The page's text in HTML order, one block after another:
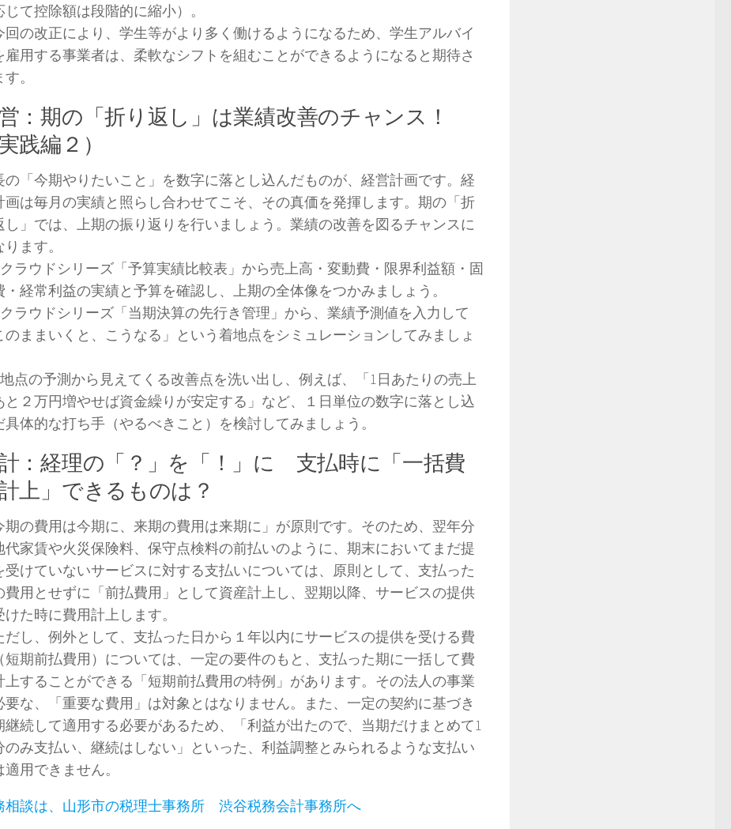
じて控除額は段階的に縮小）。
の改正により、学生等がより多く働けるようになるため、学生アルバイ
雇用する事業者は、柔軟なシフトを組むことができるようになると期待さ
。
：期の「折り返し」は業績改善のチャンス！
実践編２）
の「今期やりたいこと」を数字に落とし込んだものが、経営計画です。経
画は毎月の実績と照らし合わせてこそ、その真価を発揮します。期の「折
し」では、上期の振り返りを行いましょう。業績の改善を図るチャンスに
ります。
クラウドシリーズ「予算実績比較表」から売上高・変動費・限界利益額・固
・経常利益の実績と予算を確認し、上期の全体像をつかみましょう。
クラウドシリーズ「当期決算の先行き管理」から、業績予測値を入力して
のままいくと、こうなる」という着地点をシミュレーションしてみましょ
点の予測から見えてくる改善点を洗い出し、例えば、「1日あたりの売上
と２万円増やせば資金繰りが安定する」など、１日単位の数字に落とし込
具体的な打ち手（やるべきこと）を検討してみましょう。
：経理の「？」を「！」に 支払時に「一括費
上」できるものは？
期の費用は今期に、来期の費用は来期に」が原則です。そのため、翌年分
代家賃や火災保険料、保守点検料の前払いのように、期末においてまだ提
受けていないサービスに対する支払いについては、原則として、支払った
費用とせずに「前払費用」として資産計上し、翌期以降、サービスの提供
けた時に費用計上します。
し、例外として、支払った日から１年以内にサービスの提供を受ける費
短期前払費用）については、一定の要件のもと、支払った期に一括して費
上することができる「短期前払費用の特例」があります。その法人の事業
要な、「重要な費用」は対象とはなりません。また、一定の契約に基づき
継続して適用する必要があるため、「利益が出たので、当期だけまとめて1
のみ支払い、継続はしない」といった、利益調整とみられるような支払い
適用できません。
相談は、山形市の税理士事務所 渋谷税務会計事務所へ